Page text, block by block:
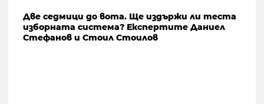
Две седмици до вота. Ще издържи ли теста
изборната система? Експертите Даниел
Стефанов и Стоил Стоилов